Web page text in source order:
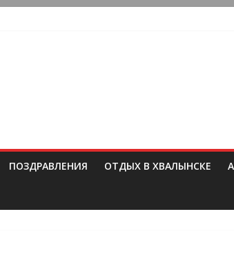
ПОЗДРАВЛЕНИЯ ОТДЫХ В ХВАЛЫНСКЕ